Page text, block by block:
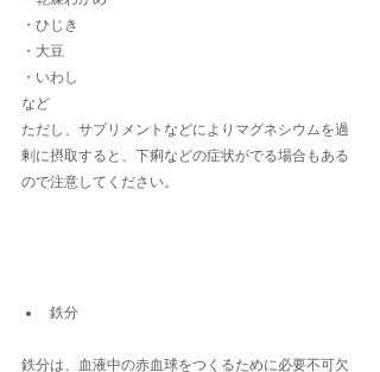
・ひじき
・大豆
・いわし
など
ただし、サプリメントなどによりマグネシウムを過
剰に摂取すると、下痢などの症状がでる場合もある
ので注意してください。
鉄分
鉄分は、血液中の赤血球をつくるために必要不可欠